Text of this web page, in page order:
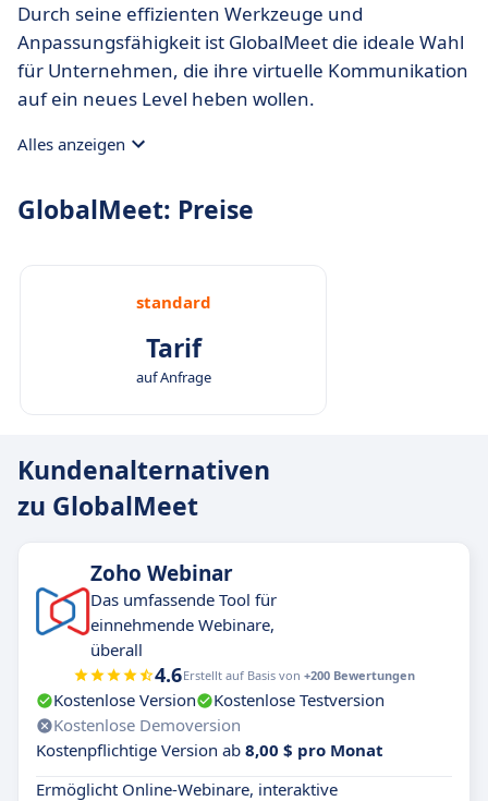
Durch seine effizienten Werkzeuge und
Anpassungsfähigkeit ist GlobalMeet die ideale Wahl
für Unternehmen, die ihre virtuelle Kommunikation
auf ein neues Level heben wollen.
Alles anzeigen
GlobalMeet: Preise
standard
Tarif
auf Anfrage
Kundenalternativen
zu GlobalMeet
Zoho Webinar
Das umfassende Tool für
einnehmende Webinare,
überall
4.6Erstellt auf Basis von +200 Bewertungen
Kostenlose Version
Kostenlose Testversion
Kostenlose Demoversion
Kostenpflichtige Version ab 8,00 $ pro Monat
Ermöglicht Online-Webinare, interaktive